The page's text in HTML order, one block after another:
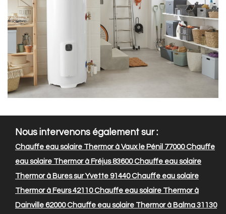
Nous intervenons également sur :
Chauffe eau solaire Thermor à Vaux le Pénil 77000Chauffe
eau solaire Thermor à Fréjus 83600Chauffe eau solaire
Thermor à Bures sur Yvette 91440Chauffe eau solaire
Thermor à Feurs 42110Chauffe eau solaire Thermor à
Dainville 62000Chauffe eau solaire Thermor à Balma 31130